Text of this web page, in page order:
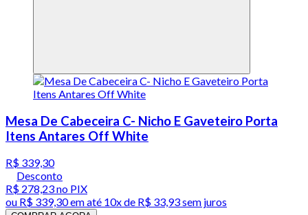
Mesa De Cabeceira C- Nicho E Gaveteiro Porta
Itens Antares Off White
R$ 339,30
Desconto
R$ 278,23no PIX
ou R$ 339,30em até 10x de R$ 33,93 sem juros